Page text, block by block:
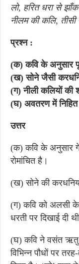
लो, हरित धरा से झाँक
नीलम की कलि, तीसी
प्रश्न :
(क) कवि के अनुसार
(ख) सोने जैसी
(ग) नीली कलियों की
(घ) अवतरण में निहित
उत्तर
(क) कवि के अनुसार
रोमांचित है।
(ख) सोने की
(ग) कवि को अलसी के
धरती पर दिखाई दी
(घ) कवि ने वसंत ऋतु
विभिन्न पौधों पर